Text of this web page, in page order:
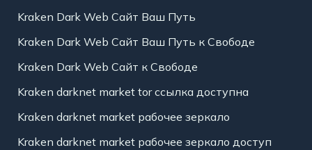
Kraken Dark Web Сайт Ваш Путь
Kraken Dark Web Сайт Ваш Путь к Свободе
Kraken Dark Web Сайт к Свободе
Kraken darknet market tor ссылка доступна
Kraken darknet market рабочее зеркало
Kraken darknet market рабочее зеркало доступ